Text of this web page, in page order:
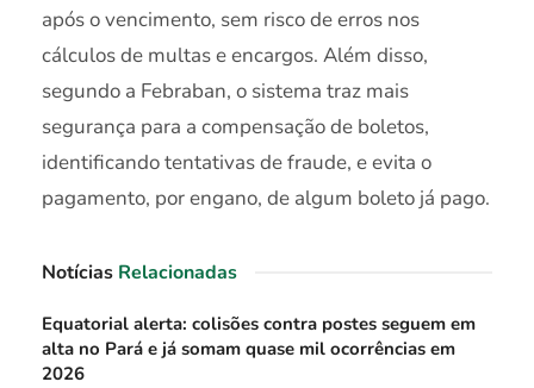
após o vencimento, sem risco de erros nos
cálculos de multas e encargos. Além disso,
segundo a Febraban, o sistema traz mais
segurança para a compensação de boletos,
identificando tentativas de fraude, e evita o
pagamento, por engano, de algum boleto já pago.
Notícias Relacionadas
Equatorial alerta: colisões contra postes seguem em
alta no Pará e já somam quase mil ocorrências em
2026